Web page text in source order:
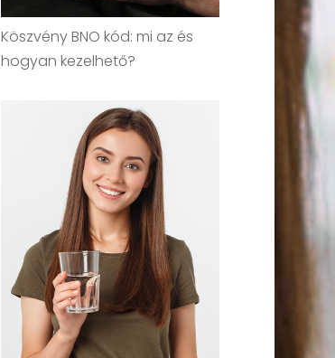
Köszvény BNO kód: mi az és
hogyan kezelhető?